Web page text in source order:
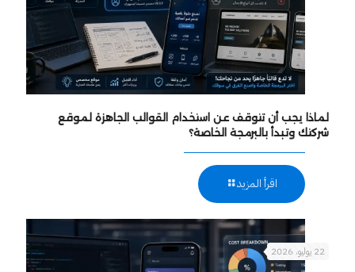
لماذا يجب أن تتوقف عن استخدام القوالب الجاهزة لموقع
شركتك وتبدأ بالبرمجة الخاصة؟
اقرأ المزيد
22 يوليو، 2026